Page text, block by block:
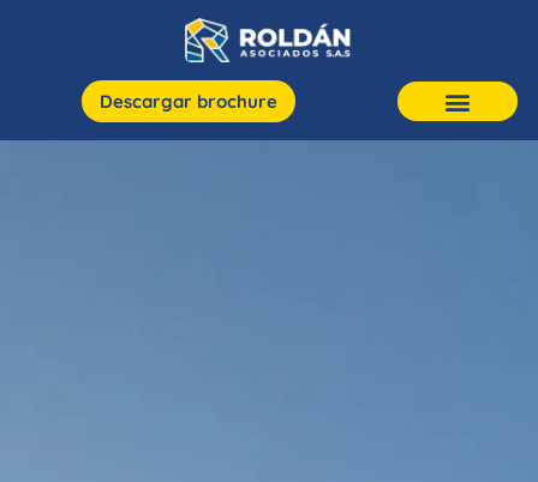
Descargar brochure